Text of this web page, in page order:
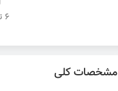
6 تخت خواب
مشخصات کلی